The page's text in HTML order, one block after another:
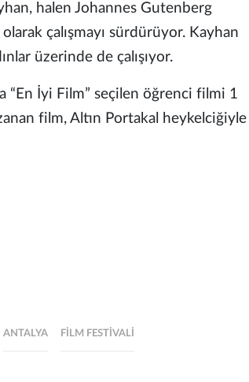
halen Johannes Gutenberg
çalışmayı sürdürüyor. Kayhan
üzerinde de çalışıyor.
“En İyi Film” seçilen öğrenci filmi 1
film, Altın Portakal heykelciğiyle
ANTALYA FILM FESTIVALI